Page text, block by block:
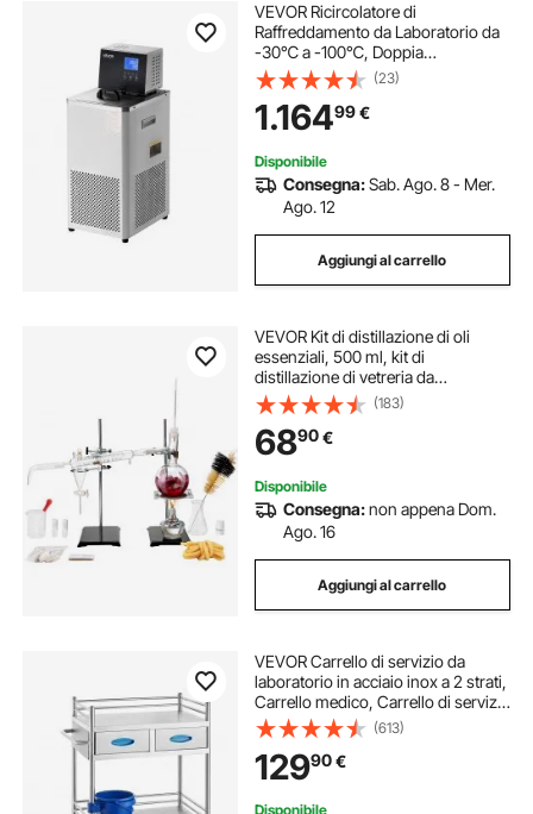
VEVOR Ricircolatore di
Raffreddamento da Laboratorio da
-30℃ a -100℃, Doppia
Circolazione Interna ed Esterna da
6 L, Pompa di Circolazione del
Liquido di Raffreddamento a Bassa
Temperatura
(23)
1.16499€
Disponibile
Consegna:Sab. Ago. 8 - Mer.
Ago. 12
Aggiungi al carrello
VEVOR Kit di distillazione di oli
essenziali, 500 ml, kit di
distillazione di vetreria da
laboratorio 3.3 Boro con lampada
ad alcool, rete in ceramica e 24, 40
giunti, set da 28 pezzi
(183)
6890€
Disponibile
Consegna:non appena Dom.
Ago. 16
Aggiungi al carrello
VEVOR Carrello di servizio da
laboratorio in acciaio inox a 2 strati,
Carrello medico, Carrello di servizio
dentale con ruote bloccabili e
secchio, per laboratorio, ospedale,
uso dentale
(613)
12990€
Disponibile